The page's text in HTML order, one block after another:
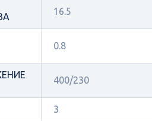
16.5
0.8
400/230
3